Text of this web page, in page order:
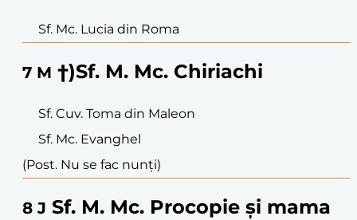
Sf. Mc. Lucia din Roma
7 M †)Sf. M. Mc. Chiriachi
Sf. Cuv. Toma din Maleon
Sf. Mc. Evanghel
(Post. Nu se fac nunți)
8 J Sf. M. Mc. Procopie și mama